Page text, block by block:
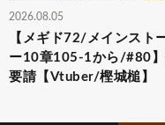
2026.08.05
【メギド72/メインスト
ー10章105-1から/#80
要請【Vtuber/樫城槌】